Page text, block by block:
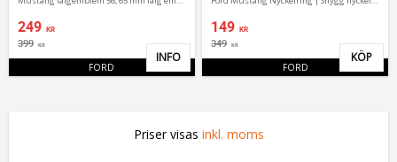
249 KR
399 KR
FORD Lägg till i favoriter
INFO
149 KR
349 KR
FORD
KÖP
Priser visas inkl. moms